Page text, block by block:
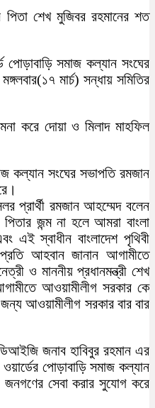
পিতা শেখ মুজিবর রহমানের শত
পোড়াবাড়ি সমাজ কল্যান সংঘের
মার্চ) সন্ধায় সমিতির
করে দোয়া ও মিলাদ মাহফিল
কল্যান সংঘের সভাপতি রমজান
প্রার্থী রমজান আহম্মেদ বলেন
পিতার জন্ম না হলে আমরা বাংলা
এই স্বাধীন বাংলাদেশ পৃথিবী
আহবান জানান আগামীতে
ও মাননীয় প্রধানমন্ত্রী শেখ
আওয়ামীলীগ সরকার কে
আওয়ামীলীগ সরকার বার বার
ডিআইজি জনাব হাবিবুর রহমান এর
পোড়াবাড়ি সমাজ কল্যান
জনগণের সেবা করার সুযোগ করে